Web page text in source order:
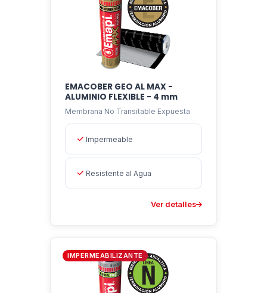
pendiente, sean de losa de hormigón, chapas
metálicas, fibrocemento, etc.
EMACOBER GEO AL MAX -
ALUMINIO FLEXIBLE - 4 mm
Membrana No Transitable Expuesta
Impermeable
Resistente al Agua
Ver detalles
IMPERMEABILIZANTE